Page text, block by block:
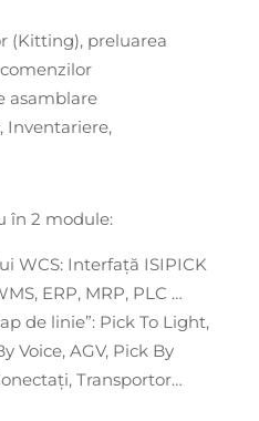
(Kitting), preluarea
asamblare
Inventariere,
în 2 module:
WCS: Interfață ISIPICK
ERP, MRP, PLC …
de linie”: Pick To Light,
Voice, AGV, Pick By
Transportor…